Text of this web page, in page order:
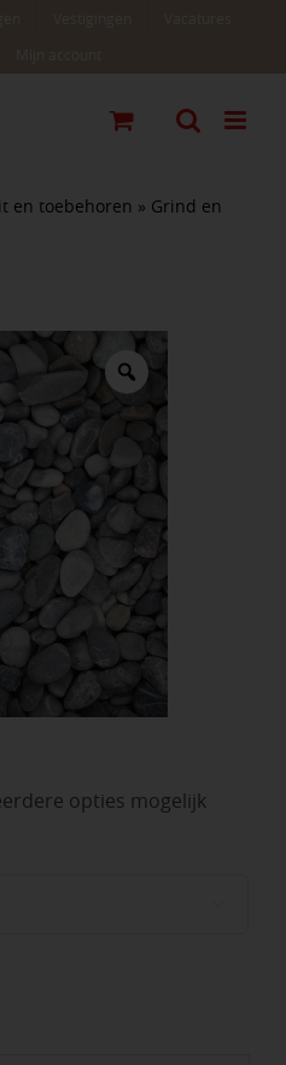
en toebehoren » Grind en
opties mogelijk